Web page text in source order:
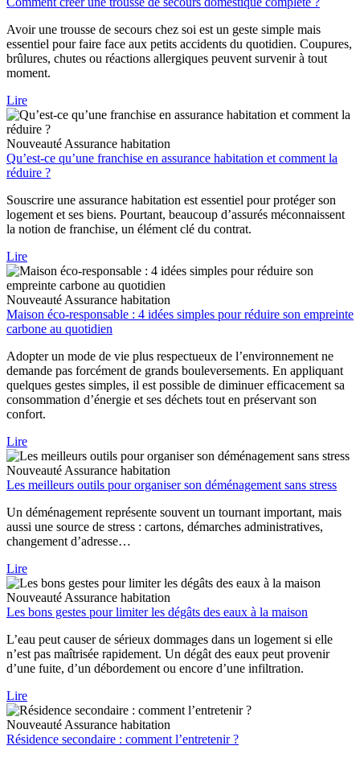
Avoir une trousse de secours chez soi est un geste simple mais
essentiel pour faire face aux petits accidents du quotidien. Coupures,
brûlures, chutes ou réactions allergiques peuvent survenir à tout
moment.
Lire
Nouveauté Assurance habitation
Qu’est-ce qu’une franchise en assurance habitation et comment la
réduire ?
Souscrire une assurance habitation est essentiel pour protéger son
logement et ses biens. Pourtant, beaucoup d’assurés méconnaissent
la notion de franchise, un élément clé du contrat.
Lire
Nouveauté Assurance habitation
Maison éco-responsable : 4 idées simples pour réduire son empreinte
carbone au quotidien
Adopter un mode de vie plus respectueux de l’environnement ne
demande pas forcément de grands bouleversements. En appliquant
quelques gestes simples, il est possible de diminuer efficacement sa
consommation d’énergie et ses déchets tout en préservant son
confort.
Lire
Nouveauté Assurance habitation
Les meilleurs outils pour organiser son déménagement sans stress
Un déménagement représente souvent un tournant important, mais
aussi une source de stress : cartons, démarches administratives,
changement d’adresse…
Lire
Nouveauté Assurance habitation
Les bons gestes pour limiter les dégâts des eaux à la maison
L’eau peut causer de sérieux dommages dans un logement si elle
n’est pas maîtrisée rapidement. Un dégât des eaux peut provenir
d’une fuite, d’un débordement ou encore d’une infiltration.
Lire
Nouveauté Assurance habitation
Résidence secondaire : comment l’entretenir ?